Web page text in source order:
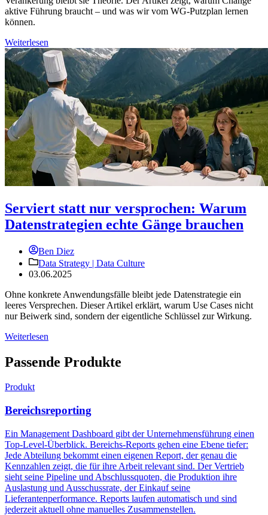
aktive Führung braucht – und was wir vom WG-Putzplan lernen
können.
Weiterlesen
Serviert statt nur versprochen: Warum
Datenstrategien echte Gänge brauchen
Ben Diez
Data Strategy | Data Culture
03.06.2025
Ohne konkrete Anwendungsfälle bleibt jede Datenstrategie ein
leeres Versprechen. Dieser Artikel erklärt, warum Use Cases nicht
nur Beiwerk sind, sondern der eigentliche Schlüssel zur Wirkung.
Weiterlesen
Passende Produkte
Produkt
Bereichsreporting
Ein Management Dashboard gibt der Unternehmensführung einen
Top-Level-Überblick. Bereichs-Reports gehen eine Ebene tiefer:
Jede Abteilung bekommt einen eigenen Report, der genau die
Kennzahlen zeigt, die für ihre Arbeit relevant sind. Der Vertrieb
sieht seine Pipeline und Abschlussquoten, die Produktion ihre
Auslastung und Ausschussrate, der Einkauf seine
Lieferantenperformance. Reports laufen automatisch und sind
jederzeit aktuell ohne manuelles Zusammenstellen.